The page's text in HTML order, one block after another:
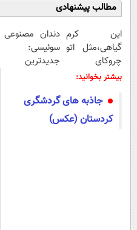
مطالب پیشنهادی
این کرم
گیاهی،مثل اتو
چروکای
پوستتوصاف
دندان مصنوعی
سوئیسی:
جدیدترین
پرداخت قسطی
بیشتر بخوانید:
جاذبه های گردشگری
کردستان (عکس)